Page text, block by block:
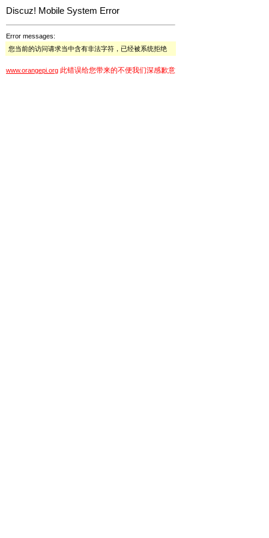
Discuz! Mobile System Error
Error messages:
您当前的访问请求当中含有非法字符，已经被系统拒绝
www.orangepi.org 此错误给您带来的不便我们深感歉意